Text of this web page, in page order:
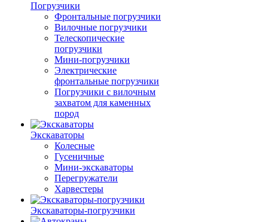
Погрузчики
Фронтальные погрузчики
Вилочные погрузчики
Телескопические
погрузчики
Мини-погрузчики
Электрические
фронтальные погрузчики
Погрузчики с вилочным
захватом для каменных
пород
Экскаваторы
Колесные
Гусеничные
Мини-экскаваторы
Перегружатели
Харвестеры
Экскаваторы-погрузчики